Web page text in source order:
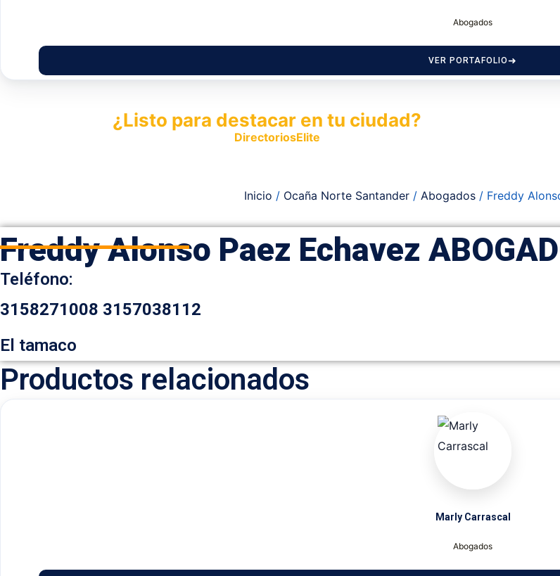
Abogados
VER PORTAFOLIO
¿Listo para destacar en tu ciudad?
DirectoriosElite
Inicio / Ocaña Norte Santander/ Abogados/ Freddy
Freddy Alonso Paez Echavez
Teléfono:
3158271008 3157038112
El tamaco
Productos relacionados
Marly Carrascal
Abogados